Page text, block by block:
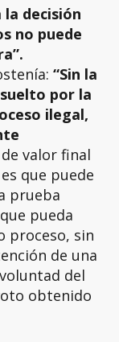
decisión
no puede
“Sin la
por la
ilegal,
valor final
que puede
prueba
pueda
proceso, sin
de una
del
obtenido